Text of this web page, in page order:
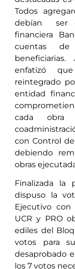
Todos
debían ser
financiera
cuentas de
enfatizó
reintegrado
entidad
cada obra
con Control
debiendo
obras
Finalizada la
dispuso la
Ejecutivo
UCR y PRO
ediles del
votos para
desaprobado
los 7 votos